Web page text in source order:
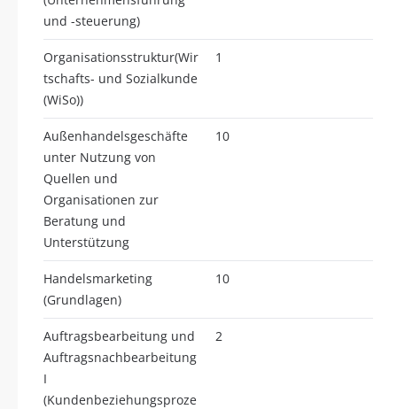
und -steuerung)
Organisationsstruktur(Wir
tschafts- und Sozialkunde
(WiSo))
1
Außenhandelsgeschäfte
unter Nutzung von
Quellen und
Organisationen zur
Beratung und
Unterstützung
10
Handelsmarketing
(Grundlagen)
10
Auftragsbearbeitung und
Auftragsnachbearbeitung
I
(Kundenbeziehungsproze
2